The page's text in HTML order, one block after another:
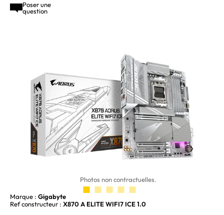
Poser une
question
Photos non contractuelles.
Marque : Gigabyte
Ref constructeur : X870 A ELITE WIFI7 ICE 1.0